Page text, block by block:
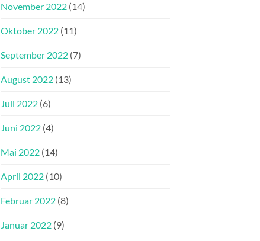
November 2022 (14)
Oktober 2022 (11)
September 2022 (7)
August 2022 (13)
Juli 2022 (6)
Juni 2022 (4)
Mai 2022 (14)
April 2022 (10)
Februar 2022 (8)
Januar 2022 (9)